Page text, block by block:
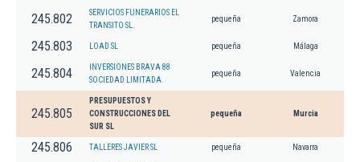
245.802
SERVICIOS FUNERARIOS EL
TRANSITO SL.
pequeña Zamora
245.803 LOAD SL pequeña Málaga
245.804
INVERSIONES BRAVA 88
SOCIEDAD LIMITADA.
pequeña Valencia
245.805
PRESUPUESTOS Y
CONSTRUCCIONES DEL
SUR SL
pequeña Murcia
245.806 TALLERES JAVIER SL pequeña Navarra